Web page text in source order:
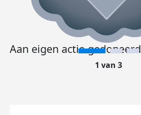
Aan eigen actie gedoneerd
1 van 3